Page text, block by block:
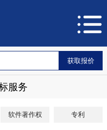
服务
软件著作权 专利